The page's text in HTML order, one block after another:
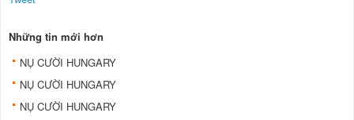
Những tin mới hơn
NỤ CƯỜI HUNGARY
NỤ CƯỜI HUNGARY
NỤ CƯỜI HUNGARY